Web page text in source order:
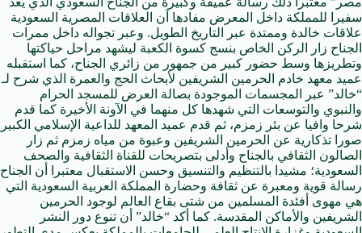
سفيرا للمملكة داخل المعرض مفادها أن العلاقات المصرية السعودية
علاقات خالدة وممتدة عبر التاريخ الطويل. وعبر تجواله داخل ممرات
الجناح زار الركن الخاص بنسج كسوة الكعبة ليشهد مراحل حياكتها
وتطريزها وسط حضور كبير من جمهور من زائري الجناح، كما استقبله
عميد معهد خادم الحرمين الشريفين لأبحاث الحج والعمرة الذي شرح لـ
“خالد” عبر المجسمات الموجودة بصالة العرض للمسجد الحرام
والنبوي والتوسعات التي شهدها كل منهما في الآونة الأخيرة كما قدم
شرحا وافيا عن بئر زمزم، ثم قدم عميد المعهد للداعية الإسلامي الكبير
صورا تذكارية عن الحرمين الشريفين وعبوة من مياه زمزم ثم زار
الصالون الثقافي بالجناح وأدلى بتصريحات للقناة الثقافية والصحف
السعودية؛ مشيدا بالتنظيم والتنسيق وحسن الاستقبال معتبرا أن الجناح
رسالة قوية ومعبرة عن ثقافة وحضارة المملكة العربية السعودية التي
هي مهوى أفئدة المسلمين من شتى بقاع العالم لوجود الحرمين
الشريفين والأماكن المقدسة. كما أكد “خالد” أن تنوع دور النشر